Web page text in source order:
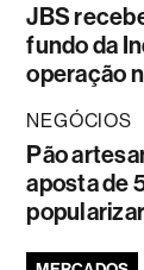
JBS
fundo da
operação
NEGÓCIOS
Pão
aposta de